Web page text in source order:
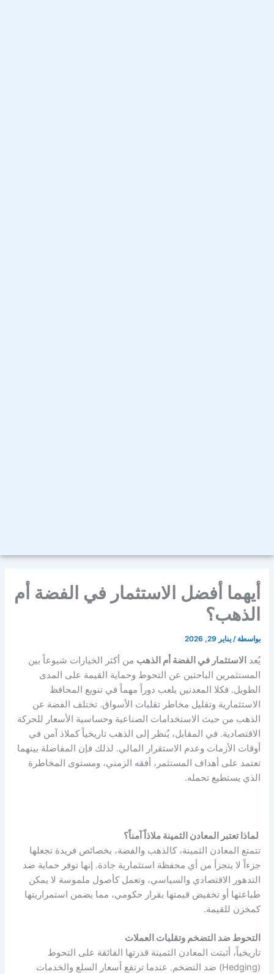
أيهما أفضل الاستثمار في الفضة أم
الذهب؟
بواسطة/يناير 29, 2026
يُعد الاستثمار في الفضة أم الذهبمن أكثر الخيارات شيوعاً بين
المستثمرين الباحثين عن التحوط وحماية القيمة على المدى
الطويل. فكلا المعدنين يلعب دوراً مهماً في تنويع المحافظ
الاستثمارية وتقليل مخاطر تقلبات الأسواق. تختلف الفضة عن
الذهب من حيث الاستخدامات الصناعية وحساسية الأسعار للحركة
الاقتصادية. في المقابل، يُنظر إلى الذهب تاريخياً كملاذ آمن في
أوقات الأزمات وعدم الاستقرار المالي. لذلك فإن المفاضلة بينهما
تعتمد على أهداف المستثمر، أفقه الزمني، ومستوى المخاطرة
الذي يستطيع تحمله.
لماذا تعتبر المعادن الثمينة ملاذاً آمناً؟
تتمتع المعادن الثمينة، كالذهب والفضة، بخصائص فريدة تجعلها
جزءاً لا يتجزأ من أي محفظة استثمارية جادة. إنها توفر حماية ضد
التدهور الاقتصادي والسياسي، وتعمل كأصول ملموسة لا يمكن
طباعتها أو تخفيض قيمتها بقرار حكومي، مما يضمن استمراريتها
كمخزن للقيمة.
التحوط ضد التضخم وتقلبات العملات
تاريخياً، أثبتت المعادن الثمينة قدرتها الفائقة على التحوط
(Hedging) ضد التضخم. عندما ترتفع أسعار السلع والخدمات